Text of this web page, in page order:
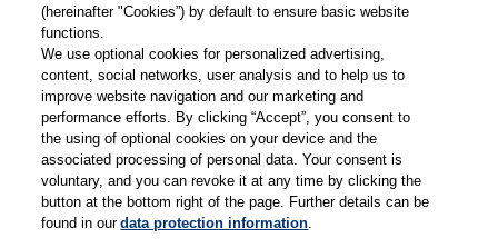
Karriere
Kontakt
Web-Semniare
Anwenderberichte
Partner
(hereinafter "Cookies”) by default to ensure basic website
functions.
We use optional cookies for personalized advertising,
content, social networks, user analysis and to help us to
improve website navigation and our marketing and
performance efforts. By clicking “Accept”, you consent to
the using of optional cookies on your device and the
associated processing of personal data. Your consent is
voluntary, and you can revoke it at any time by clicking the
button at the bottom right of the page. Further details can be
found in ourdata protection information.